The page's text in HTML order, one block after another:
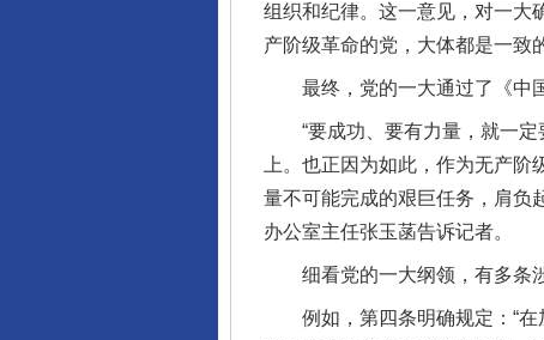
组织和纪律。这一意见，对一大
产阶级革命的党，大体都是一致
最终，党的一大通过了《中国
“要成功、要有力量，就一定
上。也正因为如此，作为无产
量不可能完成的艰巨任务，肩负
办公室主任张玉菡告诉记者。
细看党的一大纲领，有多条
例如，第四条明确规定：“在